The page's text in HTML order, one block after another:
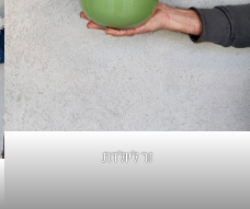
זר ליולדת